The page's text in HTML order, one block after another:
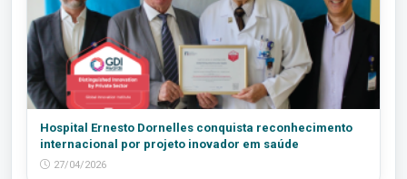
Hospital Ernesto Dornelles conquista reconhecimento
internacional por projeto inovador em saúde
27/04/2026